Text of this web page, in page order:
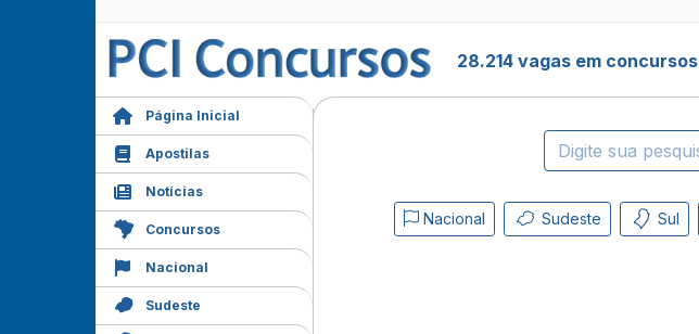
28.214 vagas em concursos
Página Inicial
Apostilas
Notícias
Concursos
Nacional
Sudeste
Nacional Sudeste Sul